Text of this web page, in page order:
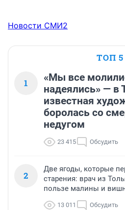
Новости СМИ2
ТОП 5
1
«Мы все
надеялись» — в
известная
боролась со
недугом
23 415 Обсудить
2
Две ягоды, которые
старения: врач из
пользе малины и
13 011 Обсудить